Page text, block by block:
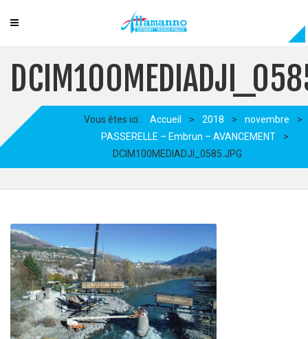
Vous êtes ici : Accueil > 2018 > novembre
>
PASSERELLE – Embrun – AVANCEMENT
>
DCIM100MEDIADJI_0585.JPG